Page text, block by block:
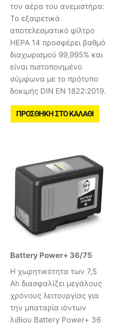
τον αέρα του ανεμιστήρα:
Το εξαιρετικά
αποτελεσματικό φίλτρο
HEPA 14 προσφέρει βαθμό
διαχωρισμού 99,995% και
είναι πιστοποιημένο
σύμφωνα με το πρότυπο
δοκιμής DIN EN 1822:2019.
ΠΡΟΣΘΉΚΗ ΣΤΟ ΚΑΛΆΘΙ
Battery Power+ 36/75
Η χωρητικότητα των 7,5
Ah διασφαλίζει μεγάλους
χρόνους λειτουργίας για
την μπαταρία ιόντων
λιθίου Battery Power+ 36